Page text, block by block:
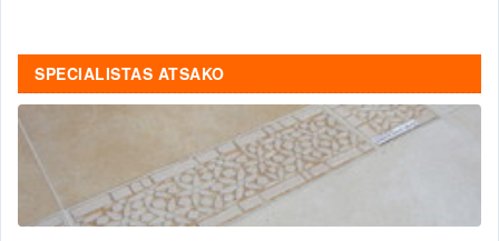
SPECIALISTAS ATSAKO